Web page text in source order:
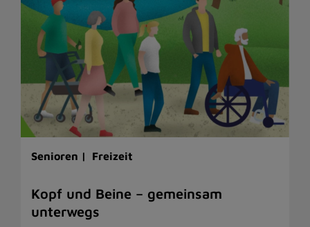
Senioren | Freizeit
Kopf und Beine – gemeinsam
unterwegs